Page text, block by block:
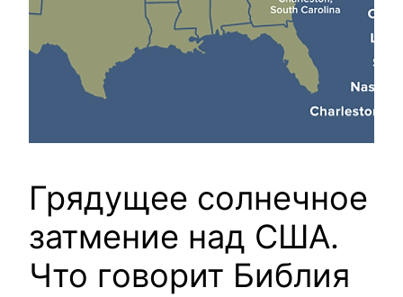
Грядущее солнечное
затмение над США.
Что говорит Библия